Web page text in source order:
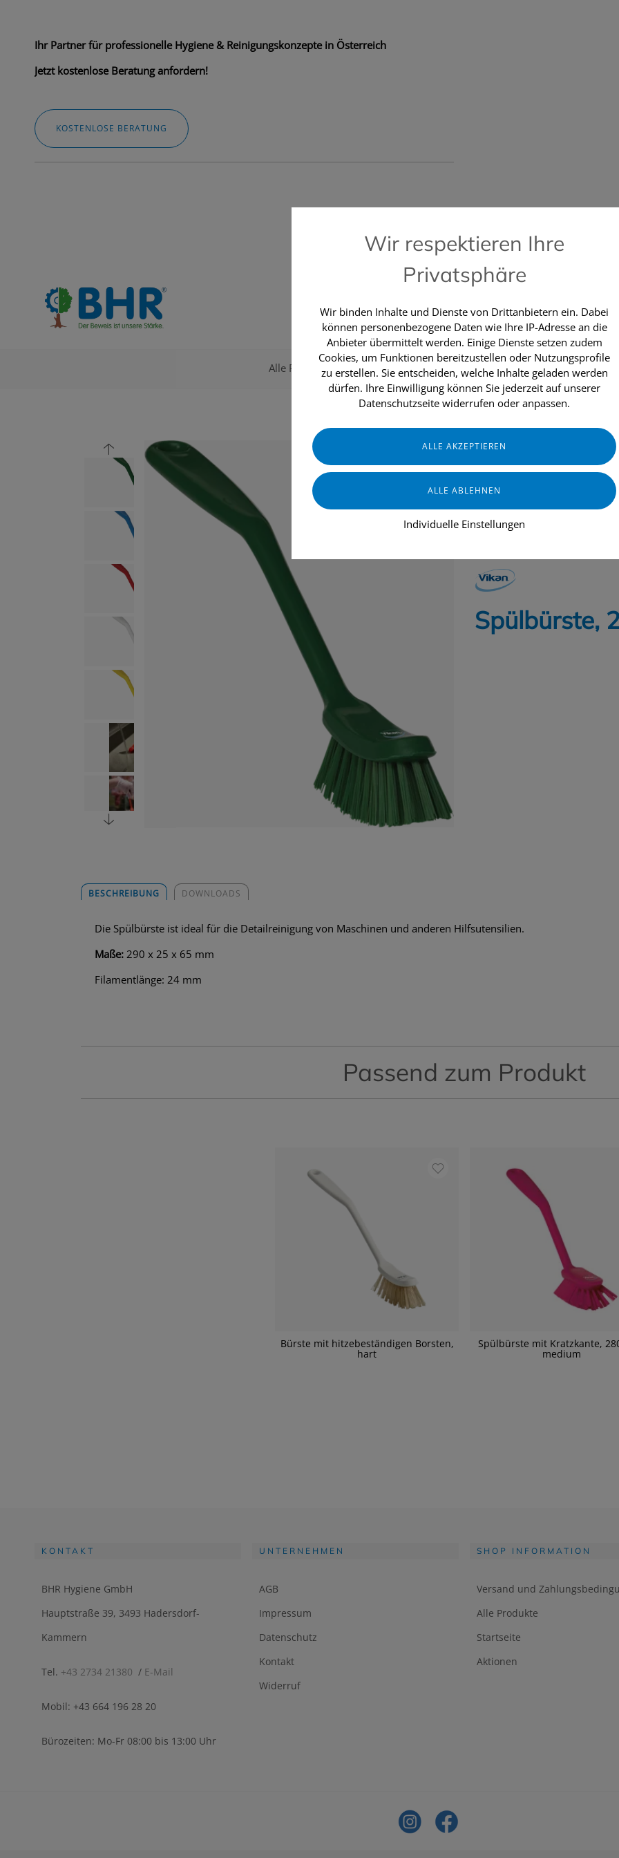
Ihr Partner für professionelle Hygiene & Reinigungskonzepte in Österreich
Jetzt kostenlose Beratung anfordern!
KOSTENLOSE BERATUNG
📞 Kostenlose Hotline +43 664 196 28 20
Alle Produkte Aktionen Topseller Über uns
INDUSTRIE & HANDWERK
GERÄTE & ZUBEHÖR
Spülbürste,
BESCHREIBUNG DOWNLOADS
Die Spülbürste ist ideal für die Detailreinigung von Maschinen und anderen Hilfsutensilien.
Maße: 290 x 25 x 65 mm
Filamentlänge: 24 mm
Passend zum Produkt
Bürste mit hitzebeständigen Borsten,
hart
Spülbürste mit Kratzkante,
medium
Wir respektieren Ihre
Privatsphäre
Wir binden Inhalte und Dienste von Drittanbietern ein. Dabei
können personenbezogene Daten wie Ihre IP-Adresse an die
Anbieter übermittelt werden. Einige Dienste setzen zudem
Cookies, um Funktionen bereitzustellen oder Nutzungsprofile
zu erstellen. Sie entscheiden, welche Inhalte geladen werden
dürfen. Ihre Einwilligung können Sie jederzeit auf unserer
Datenschutzseite widerrufen oder anpassen.
Individuelle Einstellungen
KONTAKT
BHR Hygiene GmbH
Hauptstraße 39, 3493 Hadersdorf-
Kammern
Tel. +43 2734 21380 / E-Mail
Mobil: +43 664 196 28 20
Bürozeiten: Mo-Fr 08:00 bis 13:00 Uhr
UNTERNEHMEN
AGB
Impressum
Datenschutz
Kontakt
Widerruf
SHOP INFORMATION
Versand und
Alle Produkte
Startseite
Aktionen